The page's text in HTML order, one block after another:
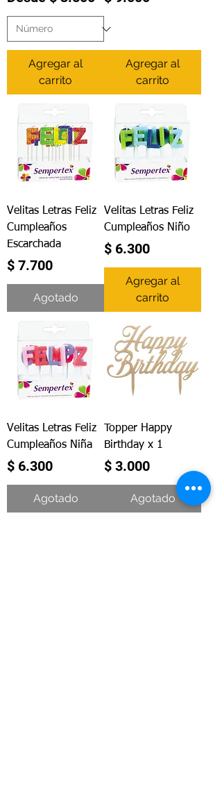
Agregar al
carrito
Agregar al
carrito
Velitas Letras Feliz
Cumpleaños
Escarchada
Precio
$ 7.700
Agotado
Velitas Letras Feliz
Cumpleaños Niño
Precio
$ 6.300
Agregar al
carrito
Velitas Letras Feliz
Cumpleaños Niña
Precio
$ 6.300
Agotado
Topper Happy
Birthday x 1
Precio
$ 3.000
Agotado